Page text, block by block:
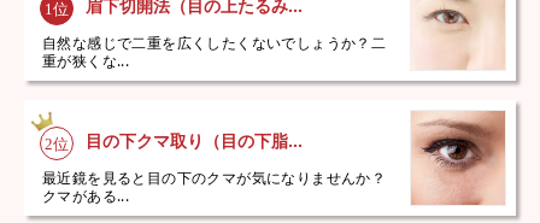
眉下切開法（目の上たるみ...
自然な感じで二重を広くしたくないでしょうか？二
重が狭くな...
目の下クマ取り（目の下脂...
最近鏡を見ると目の下のクマが気になりませんか？
クマがある...